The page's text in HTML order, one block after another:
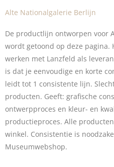
Alte Nationalgalerie Berlijn
De productlijn ontworpen voor
wordt getoond op deze pagina.
werken met Lanzfeld als
is dat je eenvoudige en korte
leidt tot 1 consistente lijn.
producten. Geeft: grafische
ontwerpproces en kleur- en
productieproces. Alle
winkel. Consistentie is
Museumwebshop.